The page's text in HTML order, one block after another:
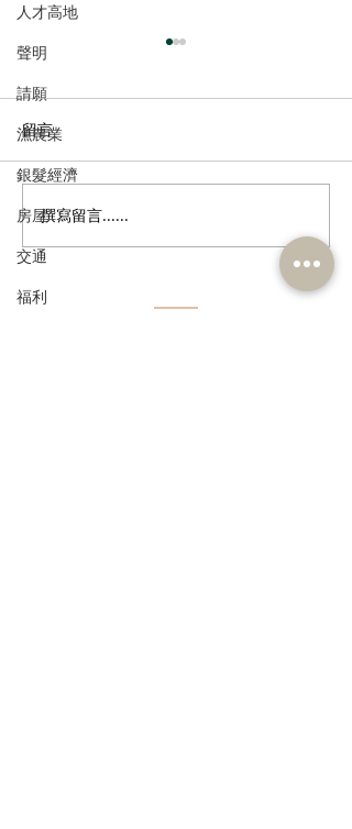
人才高地
聲明
請願
漁農業
銀髮經濟
房屋
交通
福利
張培剛歡迎東九龍智慧綠
色運輸系統招標，盼預留
留言
撰寫留言......